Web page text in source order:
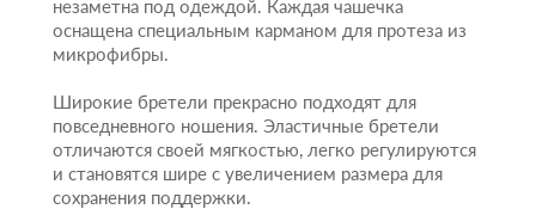
незаметна под одеждой. Каждая чашечка
оснащена специальным карманом для протеза из
микрофибры.
Широкие бретели прекрасно подходят для
повседневного ношения. Эластичные бретели
отличаются своей мягкостью, легко регулируются
и становятся шире с увеличением размера для
сохранения поддержки.